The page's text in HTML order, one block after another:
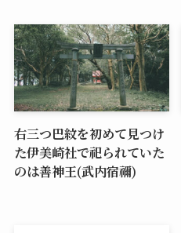
右三つ巴紋を初めて見つけ
た伊美崎社で祀られていた
のは善神王(武内宿禰)